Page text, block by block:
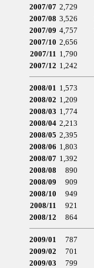
2007/07 2,729
2007/08 3,526
2007/09 4,757
2007/10 2,656
2007/11 1,790
2007/12 1,242
2008/01 1,573
2008/02 1,209
2008/03 1,774
2008/04 2,213
2008/05 2,395
2008/06 1,803
2008/07 1,392
2008/08
890
2008/09
909
2008/10
949
2008/11
921
2008/12
864
2009/01 787
2009/02
701
2009/03
799